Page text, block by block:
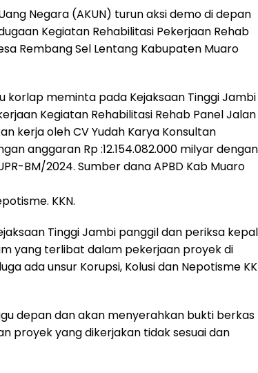
Negara (AKUN) turun aksi demo di depan
Kegiatan Rehabilitasi Pekerjaan Rehab
Rembang Sel Lentang Kabupaten Muaro
korlap meminta pada Kejaksaan Tinggi Jambi
Kegiatan Rehabilitasi Rehab Panel Jalan
kerja oleh CV Yudah Karya Konsultan
anggaran Rp :12.154.082.000 milyar dengan
BM/2024. Sumber dana APBD Kab Muaro
KKN.
Tinggi Jambi panggil dan periksa
yang terlibat dalam pekerjaan proyek di
ada unsur Korupsi, Kolusi dan Nepotisme
depan dan akan menyerahkan bukti berkas
proyek yang dikerjakan tidak sesuai dan